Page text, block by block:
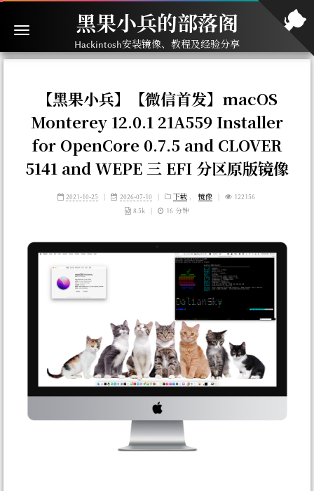
黑果小兵的部落阁
Hackintosh安装镜像、教程及经验分享
【黑果小兵】【微信首发】macOS
Monterey 12.0.1 21A559 Installer
for OpenCore 0.7.5 and CLOVER
5141 and WEPE 三 EFI 分区原版镜像
2021-10-25 2026-07-10 下载， 镜像
122156
8.5k
16 分钟